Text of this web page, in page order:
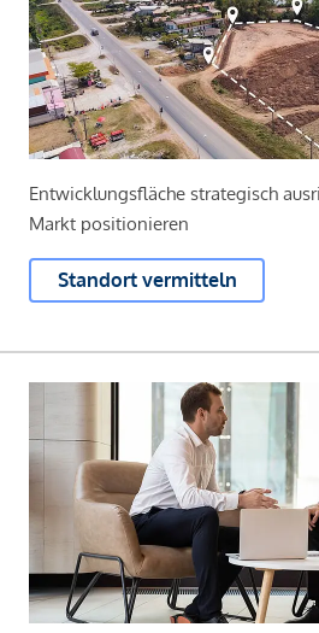
Entwicklungsfläche strategisch
Markt positionieren
Standort vermitteln